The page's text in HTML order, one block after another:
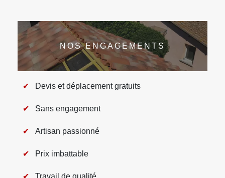
NOS ENGAGEMENTS
Devis et déplacement gratuits
Sans engagement
Artisan passionné
Prix imbattable
Travail de qualité